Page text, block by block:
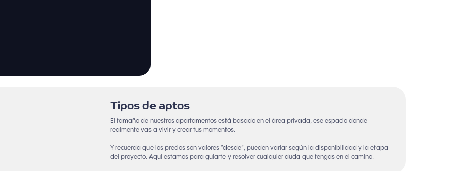
Tipos de aptos
El tamaño de nuestros apartamentos está basado en el área privada, ese espacio donde
realmente vas a vivir y crear tus momentos.
Y recuerda que los precios son valores “desde”, pueden variar según la disponibilidad y la etapa
del proyecto. Aquí estamos para guiarte y resolver cualquier duda que tengas en el camino.